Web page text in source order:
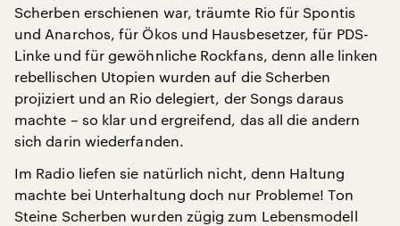
Scherben erschienen war, träumte Rio für Spontis
und Anarchos, für Ökos und Hausbesetzer, für PDS-
Linke und für gewöhnliche Rockfans, denn alle linken
rebellischen Utopien wurden auf die Scherben
projiziert und an Rio delegiert, der Songs daraus
machte – so klar und ergreifend, das all die andern
sich darin wiederfanden.
Im Radio liefen sie natürlich nicht, denn Haltung
machte bei Unterhaltung doch nur Probleme! Ton
Steine Scherben wurden zügig zum Lebensmodell